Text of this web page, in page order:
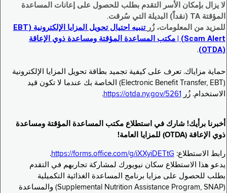
لا يزال بإمكان الأسر التقدم بطلب للحصول على إعانات المساعدة
المؤقتة TA (نقداً) البديلة التي سُرقت.
للمزيد من المعلومات، زُر
تنبيه احتيال تحويل المزايا الإلكترونية (EBT
Scam Alert) | مكتب المساعدة المؤقتة ومساعدة ذوي الإعاقة
(OTDA)
.
حماية مزاياك. تعرف على كيفية تجميد بطاقة تحويل المزايا الإلكترونية
(Electronic Benefit Transfer, EBT) الخاصة بك عندما لا تكون قيد
الاستخدام. زُر
https://otda.ny.gov/5261
.
أخبرنا برأيك! شارك في استطلاع مكتب المساعدة المؤقتة ومساعدة
ذوي الإعاقة (OTDA) للمزايا العامة!
رابط الاستطلاع: https://forms.office.com/g/iXXyiDETtG
.
يدعو هذا الاستطلاع سكان نيويورك لمشاركة تجاربهم في التقدم
بطلب للحصول على مزايا برنامج المساعدة الغذائية التكميلية
(Supplemental Nutrition Assistance Program, SNAP) والمساعدة